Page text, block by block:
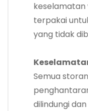
terpakai
yang tidak
Semua
dilindungi